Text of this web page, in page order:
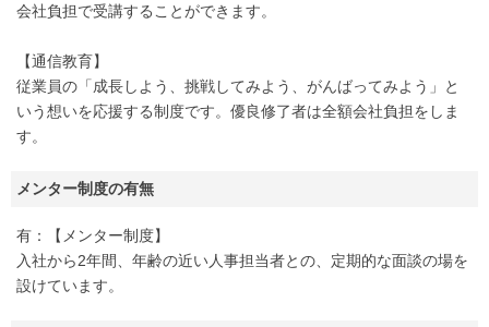
会社負担で受講することができます。
【通信教育】
従業員の「成長しよう、挑戦してみよう、がんばってみよう」と
いう想いを応援する制度です。優良修了者は全額会社負担をしま
す。
メンター制度の有無
有：【メンター制度】
入社から2年間、年齢の近い人事担当者との、定期的な面談の場を
設けています。